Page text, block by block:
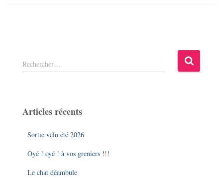
R
e
r
Rechercher…
Articles récents
Sortie vélo été 2026
Oyé ! oyé ! à vos greniers !!!
Le chat déambule